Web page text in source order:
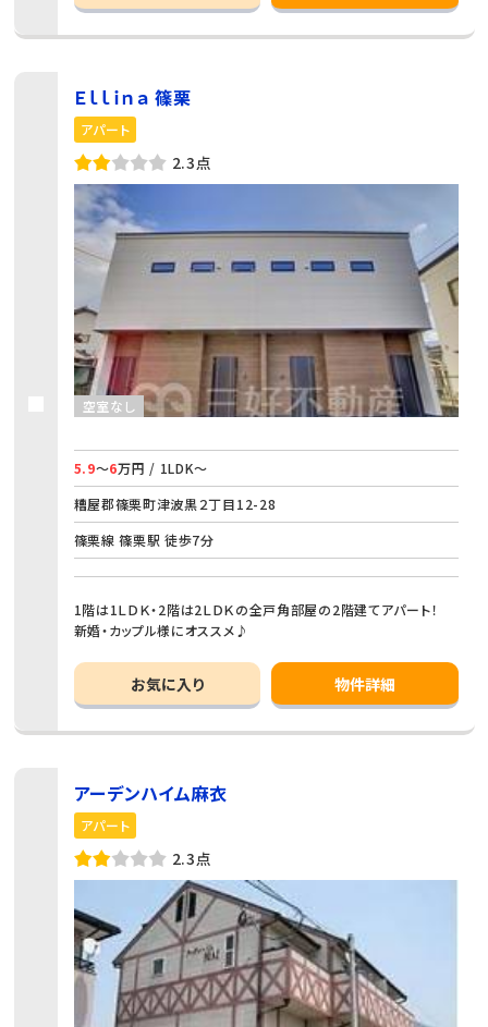
Ｅｌｌｉｎａ 篠栗
アパート
2.3点
空室なし
5.9～6万円 / 1LDK～
糟屋郡篠栗町津波黒２丁目12-28
篠栗線 篠栗駅 徒歩7分
1階は1ＬＤＫ・2階は2ＬＤＫの全戸角部屋の2階建てアパート！
新婚・カップル様にオススメ♪
お気に入り 物件詳細
アーデンハイム麻衣
アパート
2.3点